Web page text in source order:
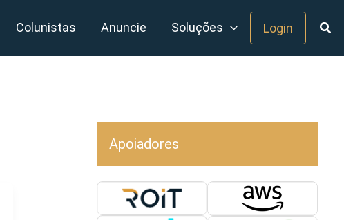
Colunistas Anuncie Soluções Login
Apoiadores